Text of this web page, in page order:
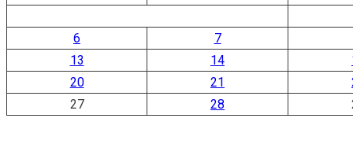
6
7
13
14
20
21
27
28